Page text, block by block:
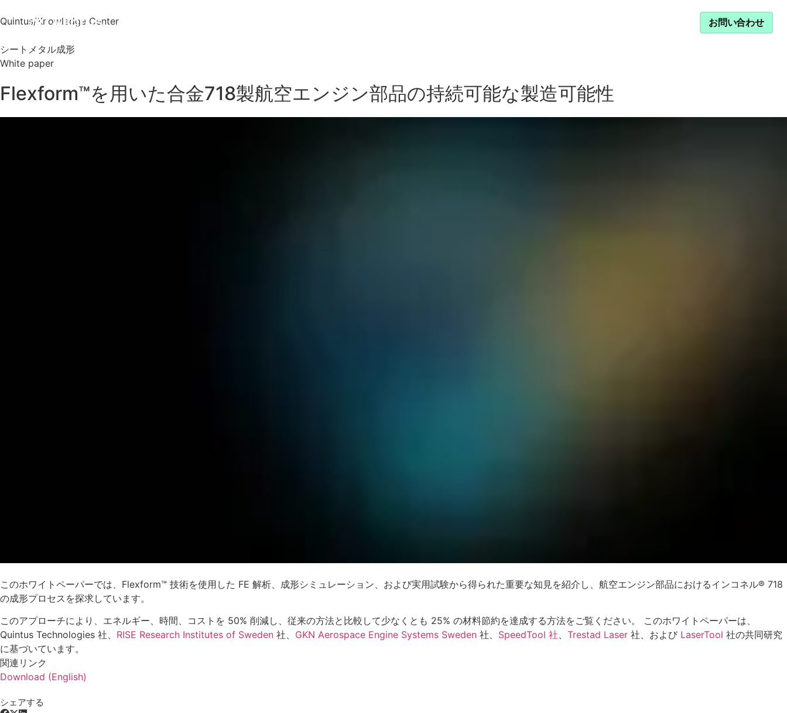
お問い合わせ
Quintus/Knowledge Center
シートメタル成形
White paper
Flexform™を用いた合金718製航空エンジン部品の持続可能な製造可能性
このホワイトペーパーでは、Flexform™ 技術を使用した FE 解析、成形シミュレーション、および実用試験から得られた重要な知見を紹介し、航空エンジン部品におけるインコネル® 718
の成形プロセスを探求しています。
このアプローチにより、エネルギー、時間、コストを 50% 削減し、従来の方法と比較して少なくとも 25% の材料節約を達成する方法をご覧ください。 このホワイトペーパーは、
Quintus Technologies 社、 RISE Research Institutes of Sweden 社、 GKN Aerospace Engine Systems Sweden 社、 SpeedTool 社 Trestad Laser 社、および LaserTool 社の共同研究
に基づいています。
関連リンク
Download (English)
シェアする